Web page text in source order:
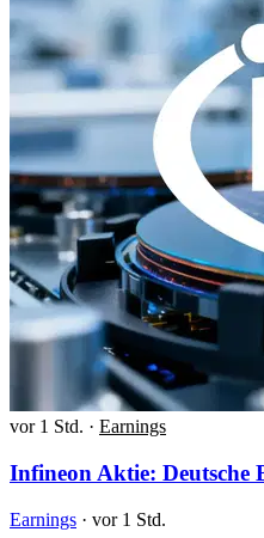
vor 1 Std. · Earnings
Infineon Aktie: Deutsche
Earnings · vor 1 Std.